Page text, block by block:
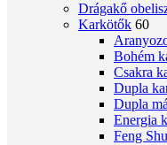
Drágakő
Karkötők 60
Bohém
Csakra
Dupla
Dupla
Energia
Feng